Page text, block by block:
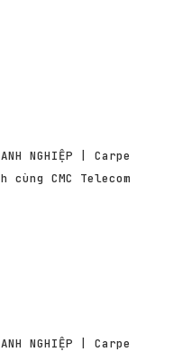
NGHIỆP | Carpe
cùng CMC Telecom
NGHIỆP | Carpe